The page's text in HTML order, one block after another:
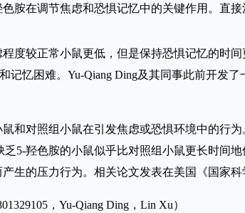
胺在调节焦虑和恐惧记忆中的关键作用。直
度较正常小鼠更低，但是保持恐惧记忆的时
记忆困难。Yu-Qiang Ding及其同事此前开发
和对照组小鼠在引发焦虑或恐惧环境中的行
5-羟色胺的小鼠似乎比对照组小鼠更长时间
生的压力行为。相关论文发表在美国《国家科
，Yu-Qiang Ding，Lin Xu）